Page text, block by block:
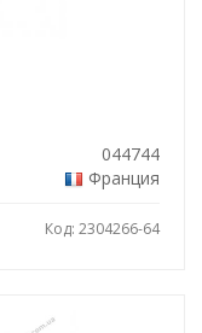
044744
Франция
Код: 2304266-64